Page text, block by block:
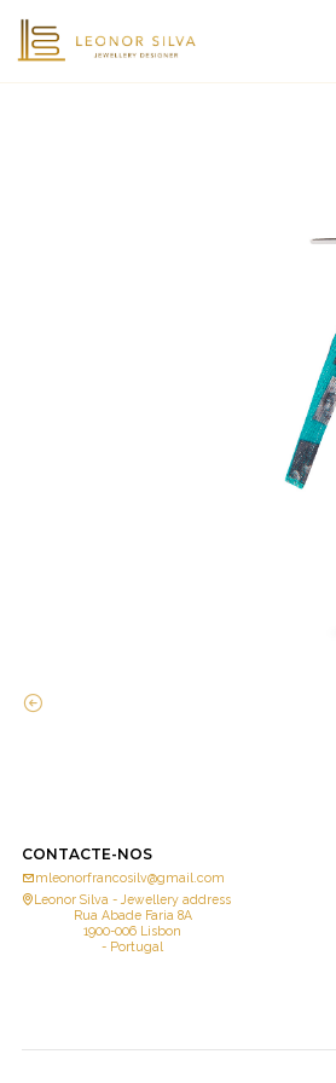
CONTACTE-NOS
mleonorfrancosilv@gmail.com
Leonor Silva - Jewellery address
Rua Abade Faria 8A
1900-006 Lisbon
- Portugal